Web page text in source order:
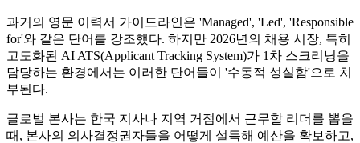
과거의 영문 이력서 가이드라인은 'Managed', 'Led', 'Responsible
for'와 같은 단어를 강조했다. 하지만 2026년의 채용 시장, 특히
고도화된 AI ATS(Applicant Tracking System)가 1차 스크리닝을
담당하는 환경에서는 이러한 단어들이 '수동적 성실함'으로 치
부된다.
글로벌 본사는 한국 지사나 지역 거점에서 근무할 리더를 뽑을
때, 본사의 의사결정권자들을 어떻게 설득해 예산을 확보하고,